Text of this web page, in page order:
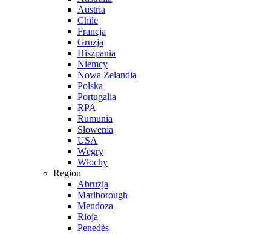
Austria
Chile
Francja
Gruzja
Hiszpania
Niemcy
Nowa Zelandia
Polska
Portugalia
RPA
Rumunia
Słowenia
USA
Węgry
Włochy
Region
Abruzja
Marlborough
Mendoza
Rioja
Penedès